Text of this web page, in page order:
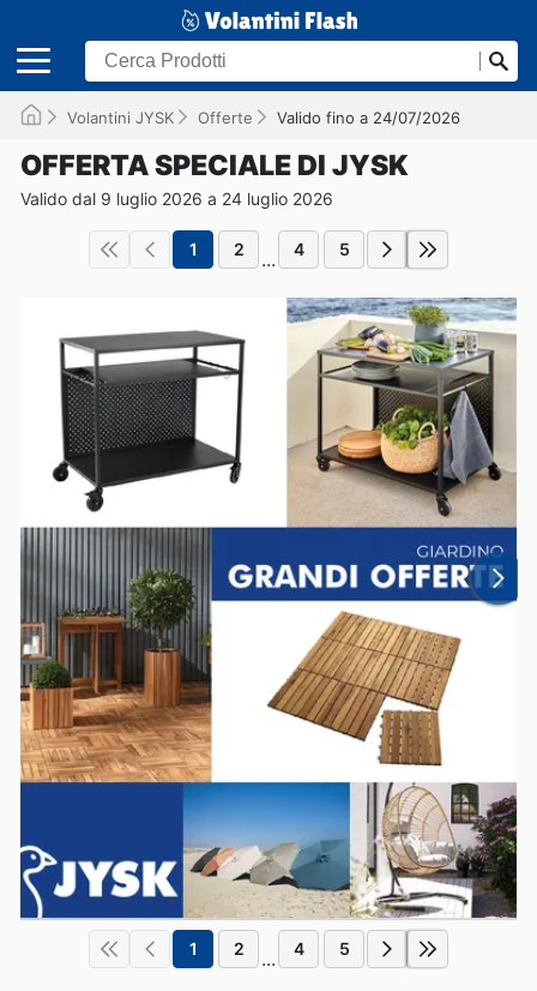
Volantini JYSK Offerte Valido fino a 24/07/2026
OFFERTA SPECIALE DI JYSK
Valido dal 9 luglio 2026 a 24 luglio 2026
1 2 ... 4 5
1 2 ... 4 5